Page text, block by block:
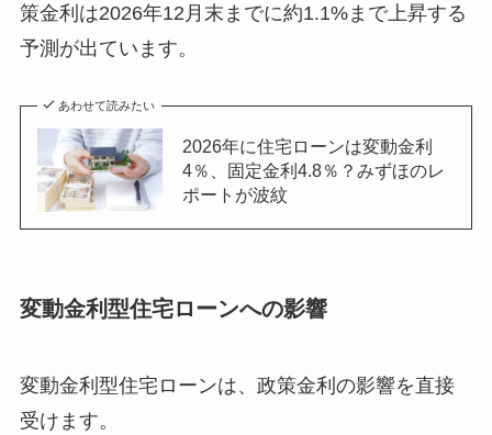
策金利は2026年12月末までに約1.1%まで上昇する
予測が出ています。
あわせて読みたい
2026年に住宅ローンは変動金利
4％、固定金利4.8％？みずほのレ
ポートが波紋
変動金利型住宅ローンへの影響
変動金利型住宅ローンは、政策金利の影響を直接
受けます。